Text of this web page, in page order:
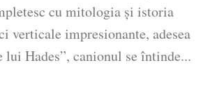
cu mitologia și istoria
verticale impresionante, adesea
Hades”, canionul se întinde...